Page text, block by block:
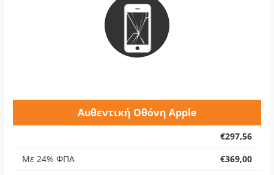
Αυθεντική Οθόνη Apple
€297,56
Με 24% ΦΠΑ
€369,00